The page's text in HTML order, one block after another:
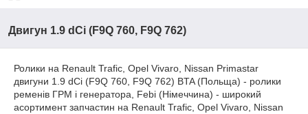
Двигун 1.9 dCi (F9Q 760, F9Q 762)
Ролики на Renault Trafic, Opel Vivaro, Nissan Primastar
двигуни 1.9 dCi (F9Q 760, F9Q 762) BTA (Польща) - ролики
ременів ГРМ і генератора, Febi (Німеччина) - широкий
асортимент запчастин на Renault Trafic, Opel Vivaro, Nissan